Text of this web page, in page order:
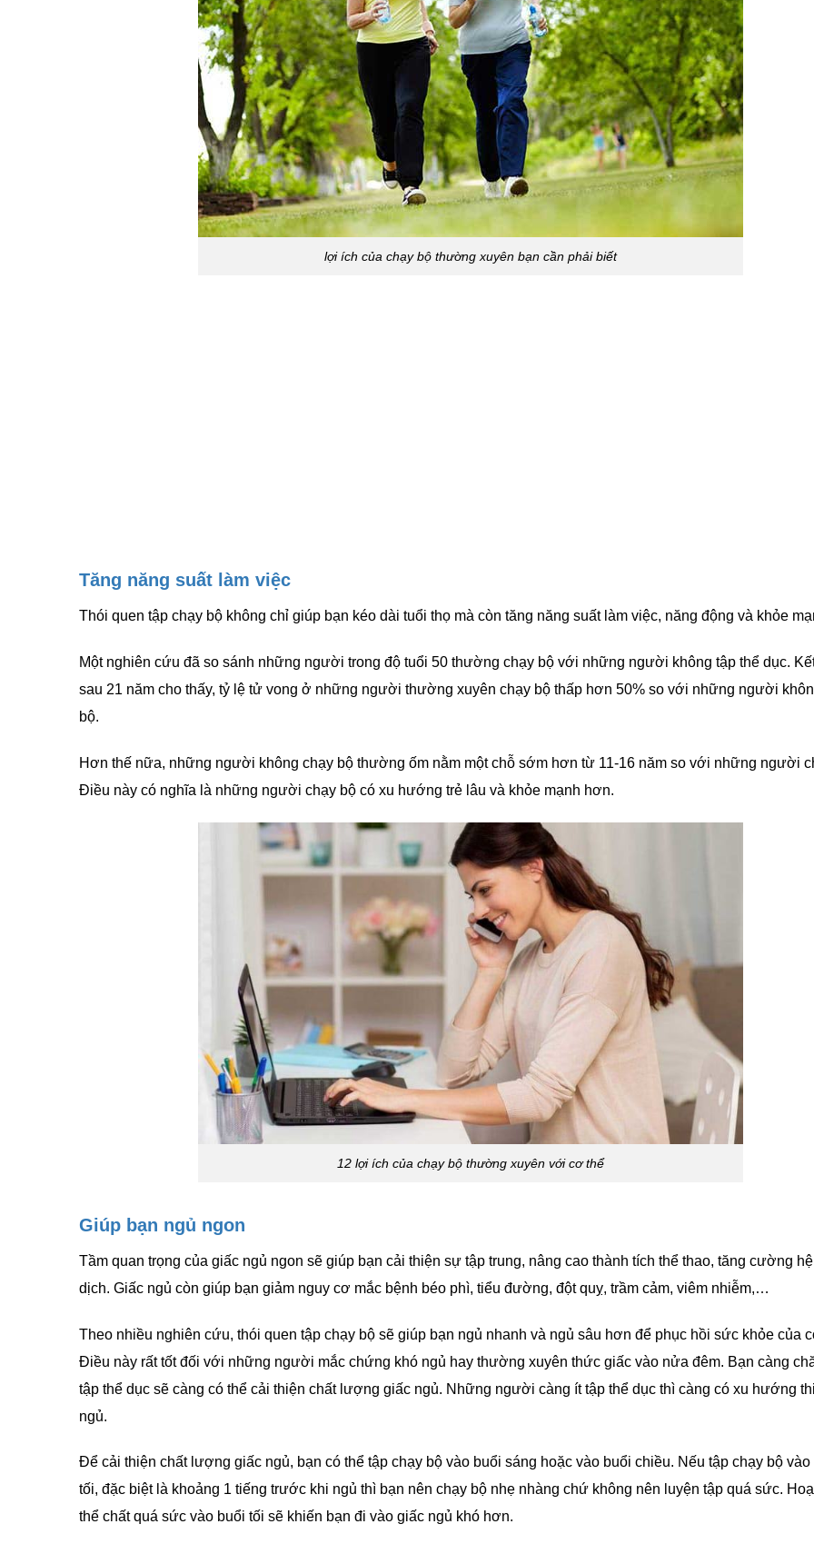
lợi ích của chạy bộ thường xuyên bạn cần phải biết
Tăng năng suất làm việc
Thói quen tập chạy bộ không chỉ giúp bạn kéo dài tuổi thọ mà còn tăng năng suất làm việc, năng động và khỏe
Một nghiên cứu đã so sánh những người trong độ tuổi 50 thường chạy bộ với những người không tập thể dục.
sau 21 năm cho thấy, tỷ lệ tử vong ở những người thường xuyên chạy bộ thấp hơn 50% so với những người
bộ.
Hơn thế nữa, những người không chạy bộ thường ốm nằm một chỗ sớm hơn từ 11-16 năm so với những người
Điều này có nghĩa là những người chạy bộ có xu hướng trẻ lâu và khỏe mạnh hơn.
12 lợi ích của chạy bộ thường xuyên với cơ thể
Giúp bạn ngủ ngon
Tầm quan trọng của giấc ngủ ngon sẽ giúp bạn cải thiện sự tập trung, nâng cao thành tích thể thao, tăng cường
dịch. Giấc ngủ còn giúp bạn giảm nguy cơ mắc bệnh béo phì, tiểu đường, đột quỵ, trầm cảm, viêm nhiễm,…
Theo nhiều nghiên cứu, thói quen tập chạy bộ sẽ giúp bạn ngủ nhanh và ngủ sâu hơn để phục hồi sức khỏe của
Điều này rất tốt đối với những người mắc chứng khó ngủ hay thường xuyên thức giấc vào nửa đêm. Bạn càng
tập thể dục sẽ càng có thể cải thiện chất lượng giấc ngủ. Những người càng ít tập thể dục thì càng có xu hướng
ngủ.
Để cải thiện chất lượng giấc ngủ, bạn có thể tập chạy bộ vào buổi sáng hoặc vào buổi chiều. Nếu tập chạy bộ vào
tối, đặc biệt là khoảng 1 tiếng trước khi ngủ thì bạn nên chạy bộ nhẹ nhàng chứ không nên luyện tập quá sức.
thể chất quá sức vào buổi tối sẽ khiến bạn đi vào giấc ngủ khó hơn.